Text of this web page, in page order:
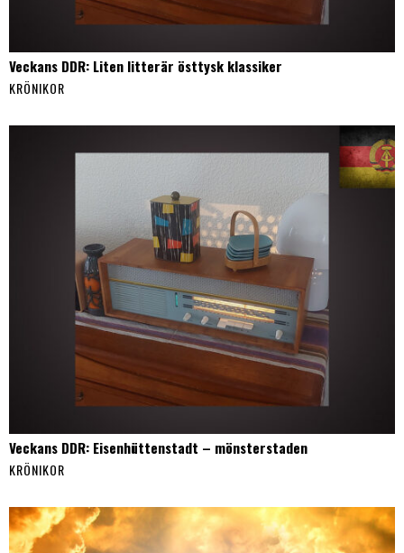
Veckans DDR: Liten litterär östtysk klassiker
KRÖNIKOR
Veckans DDR: Eisenhüttenstadt – mönsterstaden
KRÖNIKOR